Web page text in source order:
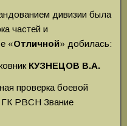
дивизии была
частей и
«Отличной» добилась:
КУЗНЕЦОВ В.А.
проверка боевой
ГК РВСН Звание